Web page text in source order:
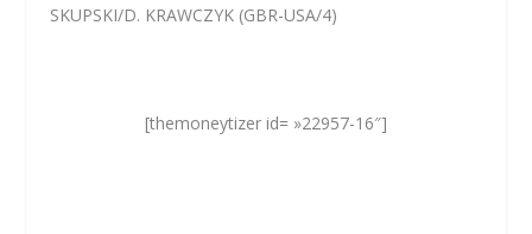
SKUPSKI/D. KRAWCZYK (GBR-USA/4)
[themoneytizer id= »22957-16″]